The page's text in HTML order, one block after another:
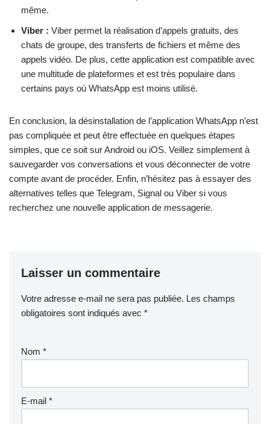
même.
Viber : Viber permet la réalisation d’appels gratuits, des
chats de groupe, des transferts de fichiers et même des
appels vidéo. De plus, cette application est compatible avec
une multitude de plateformes et est très populaire dans
certains pays où WhatsApp est moins utilisé.
En conclusion, la désinstallation de l’application WhatsApp n’est
pas compliquée et peut être effectuée en quelques étapes
simples, que ce soit sur Android ou iOS. Veillez simplement à
sauvegarder vos conversations et vous déconnecter de votre
compte avant de procéder. Enfin, n’hésitez pas à essayer des
alternatives telles que Telegram, Signal ou Viber si vous
recherchez une nouvelle application de messagerie.
Laisser un commentaire
Votre adresse e-mail ne sera pas publiée. Les champs
obligatoires sont indiqués avec *
Nom *
E-mail *